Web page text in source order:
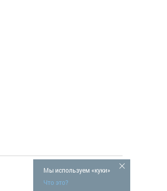
Мы используем «куки»
Что это?